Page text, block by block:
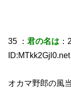
35 ：君の名は
ID:MTkk2Gjl0.net
オカマ野郎の風